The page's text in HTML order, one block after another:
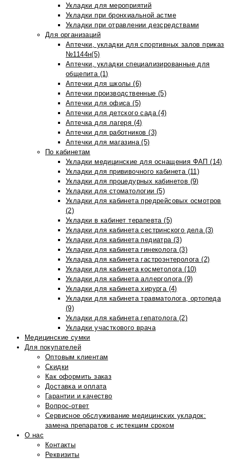
Укладки для мероприятий
Укладки при бронхиальной астме
Укладки при отравлении дезсредствами
Для организаций
Аптечки, укладки для спортивных залов приказ
№1144н(5)
Аптечки, укладки специализированные для
общепита (1)
Аптечки для школы (6)
Аптечки производственные (5)
Аптечки для офиса (5)
Аптечки для детского сада (4)
Аптечка для лагеря (4)
Аптечки для работников (3)
Аптечки для магазина (5)
По кабинетам
Укладки медицинские для оснащения ФАП (14)
Укладки для прививочного кабинета (11)
Укладки для процедурных кабинетов (9)
Укладки для стоматологии (5)
Укладки для кабинета предрейсовых осмотров
(2)
Укладки в кабинет терапевта (5)
Укладки для кабинета сестринского дела (3)
Укладки для кабинета педиатра (3)
Укладки для кабинета гинеколога (3)
Укладка для кабинета гастроэнтеролога (2)
Укладки для кабинета косметолога (10)
Укладки для кабинета аллерголога (9)
Укладки для кабинета хирурга (4)
Укладки для кабинета травматолога, ортопеда
(9)
Укладки для кабинета гепатолога (2)
Укладки участкового врача
Медицинские сумки
Для покупателей
Оптовым клиентам
Скидки
Как оформить заказ
Доставка и оплата
Гарантии и качество
Вопрос-ответ
Сервисное обслуживание медицинских укладок:
замена препаратов с истекшим сроком
О нас
Контакты
Реквизиты